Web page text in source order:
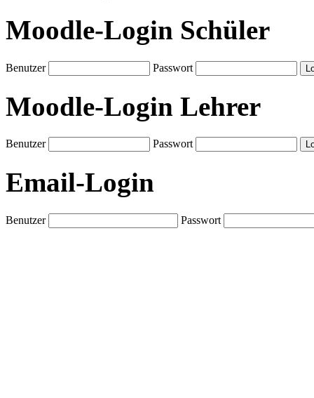
Moodle-Login Schüler
Benutzer Passwort
Moodle-Login Lehrer
Benutzer Passwort
Email-Login
Benutzer Passwort